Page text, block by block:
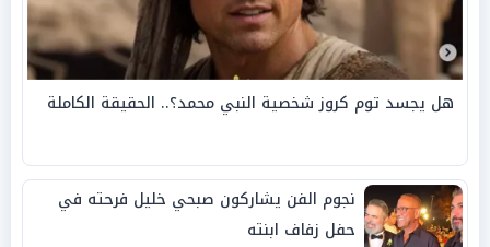
هل يجسد توم كروز شخصية النبي محمد؟.. الحقيقة الكاملة
نجوم الفن يشاركون صبحي خليل فرحته في
حفل زفاف ابنته